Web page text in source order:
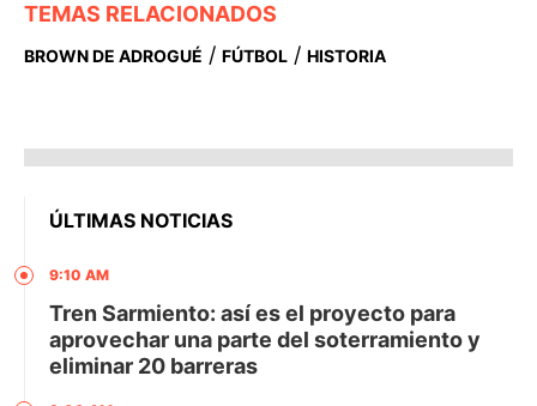
TEMAS RELACIONADOS
BROWN DE ADROGUÉ / FÚTBOL / HISTORIA
ÚLTIMAS NOTICIAS
9:10 AM
Tren Sarmiento: así es el proyecto para
aprovechar una parte del soterramiento y
eliminar 20 barreras